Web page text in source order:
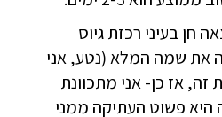
חן בעיני רכזת גיוס
את שמה המלא (נטע, אני
אז כן- אני מתכוונת
היא פשוט העתיקה ממני